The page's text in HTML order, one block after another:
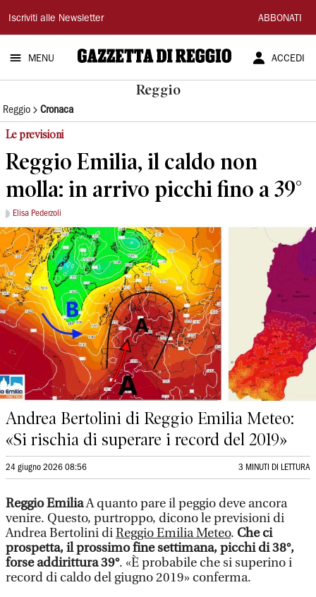
Gazzetta
di
Reggio
Iscriviti alle Newsletter ABBONATI
MENU ACCEDI
Reggio
Reggio Cronaca
Le previsioni
Reggio Emilia, il caldo non
molla: in arrivo picchi fino a 39°
Elisa Pederzoli
Andrea Bertolini di Reggio Emilia Meteo:
«Si rischia di superare i record del 2019»
24 giugno 2026 08:56 3 MINUTI DI LETTURA
Reggio EmiliaA quanto pare il peggio deve ancora
venire. Questo, purtroppo, dicono le previsioni di
Andrea Bertolini diReggio Emilia Meteo. Che ci
prospetta, il prossimo fine settimana, picchi di 38°,
forse addirittura 39°. «È probabile che si superino i
record di caldo del giugno 2019» conferma.